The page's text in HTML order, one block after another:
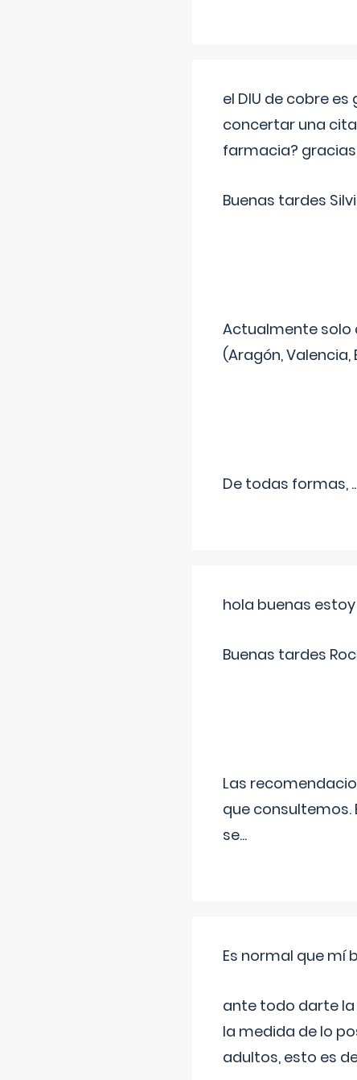
el DIU de cobre
concertar una
farmacia? gracias
Buenas tardes
Actualmente solo
(Aragón, Valencia,
De todas formas,
hola buenas
Buenas tardes
Las
que consultemos.
se...
Es normal que mí
ante todo darte
la medida de lo
adultos, esto es